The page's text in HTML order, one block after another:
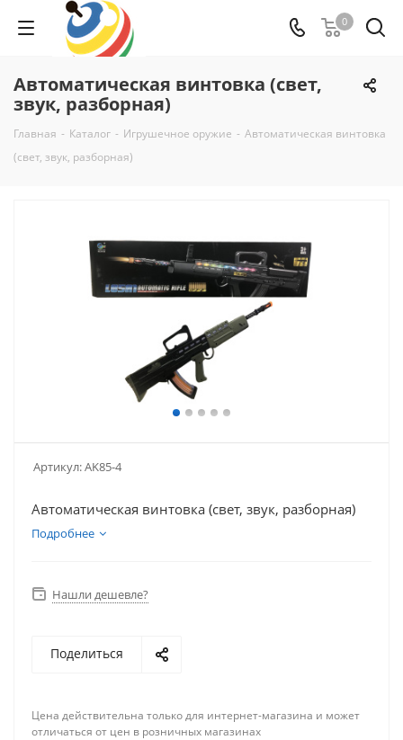
0
Автоматическая винтовка (свет,
звук, разборная)
Главная - Каталог - Игрушечное оружие - Автоматическая винтовка
(свет, звук, разборная)
Артикул:AK85-4
Автоматическая винтовка (свет, звук, разборная)
Подробнее
Нашли дешевле?
Поделиться
Цена действительна только для интернет-магазина и может
отличаться от цен в розничных магазинах